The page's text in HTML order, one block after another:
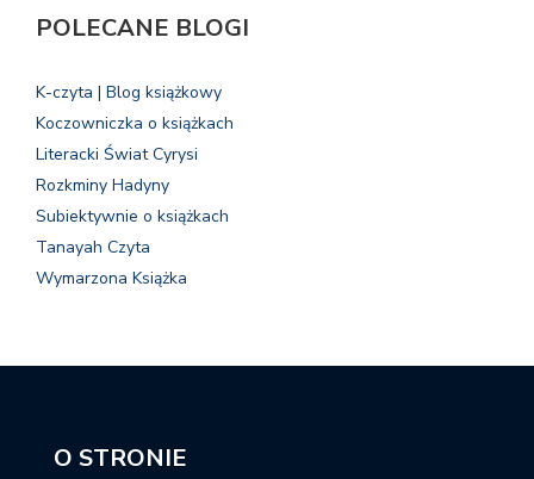
POLECANE BLOGI
K-czyta | Blog książkowy
Koczowniczka o książkach
Literacki Świat Cyrysi
Rozkminy Hadyny
Subiektywnie o książkach
Tanayah Czyta
Wymarzona Książka
O STRONIE